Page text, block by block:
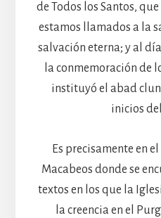
de Todos los Santos,
estamos llamados a la
salvación eterna; y al
la conmemoración de
instituyó el abad
inicios
Es precisamente en
Macabeos donde se
textos en los que la
la creencia en el